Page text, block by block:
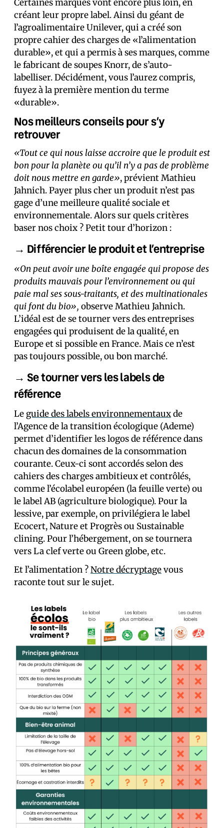
Certaines marques vont encore plus loin, en
créant leur propre label. Ainsi du géant de
l’agroalimentaire Unilever, qui a créé son
propre cahier des charges de «l’alimentation
durable», et qui a permis à ses marques, comme
le fabricant de soupes Knorr, de s’auto-
labelliser. Décidément, vous l’aurez compris,
fuyez à la première mention du terme
«durable».
Nos meilleurs conseils pour s’y
retrouver
«Tout ce qui nous laisse accroire que le produit est
bon pour la planète ou qu’il n’y a pas de problème
doit nous mettre en garde», prévient Mathieu
Jahnich. Payer plus cher un produit n’est pas
gage d’une meilleure qualité sociale et
environnementale. Alors sur quels critères
baser nos choix ? Petit tour d’horizon :
→ Différencier le produit et l’entreprise
«On peut avoir une boîte engagée qui propose des
produits mauvais pour l’environnement ou qui
paie mal ses sous-traitants, et des multinationales
qui font du bio», observe Mathieu Jahnich.
L’idéal est de se tourner vers des entreprises
engagées qui produisent de la qualité, en
Europe et si possible en France. Mais ce n’est
pas toujours possible, ou bon marché.
→ Se tourner vers les labels de
référence
Le guide des labels environnementauxde
l’Agence de la transition écologique (Ademe)
permet d’identifier les logos de référence dans
chacun des domaines de la consommation
courante. Ceux-ci sont accordés selon des
cahiers des charges ambitieux et contrôlés,
comme l’écolabel européen (la feuille verte) ou
le label AB (agriculture biologique). Pour la
lessive, par exemple, on privilégiera le label
Ecocert, Nature et Progrès ou Sustainable
clining. Pour l’hébergement, on se tournera
vers La clef verte ou Green globe, etc.
Et l’alimentation ?Notre décryptagevous
raconte tout sur le sujet.